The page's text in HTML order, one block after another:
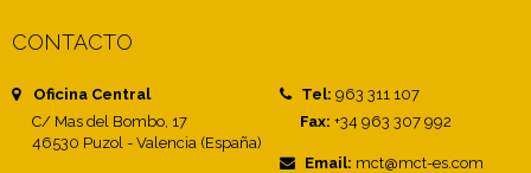
CONTACTO
Oficina Central
C/ Mas del Bombo, 17
46530 Puzol - Valencia (España)
Tel: 963 311 107
Fax: +34 963 307 992
Email: mct@mct-es.com